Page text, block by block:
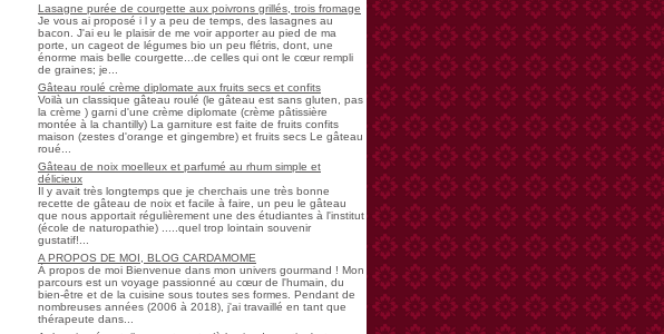
Lasagne purée de courgette aux poivrons grillés, trois fromage
Je vous ai proposé i l y a peu de temps, des lasagnes au
bacon. J'ai eu le plaisir de me voir apporter au pied de ma
porte, un cageot de légumes bio un peu flétris, dont, une
énorme mais belle courgette...de celles qui ont le cœur rempli
de graines; je...
Gâteau roulé crème diplomate aux fruits secs et confits
Voilà un classique gâteau roulé (le gâteau est sans gluten, pas
la crème ) garni d'une crème diplomate (crème pâtissière
montée à la chantilly) La garniture est faite de fruits confits
maison (zestes d'orange et gingembre) et fruits secs Le gâteau
roué...
Gâteau de noix moelleux et parfumé au rhum simple et
délicieux
Il y avait très longtemps que je cherchais une très bonne
recette de gâteau de noix et facile à faire, un peu le gâteau
que nous apportait régulièrement une des étudiantes à l'institut
(école de naturopathie) .....quel trop lointain souvenir
gustatif!...
A PROPOS DE MOI, BLOG CARDAMOME
À propos de moi Bienvenue dans mon univers gourmand ! Mon
parcours est un voyage passionné au cœur de l'humain, du
bien-être et de la cuisine sous toutes ses formes. Pendant de
nombreuses années (2006 à 2018), j'ai travaillé en tant que
thérapeute dans...